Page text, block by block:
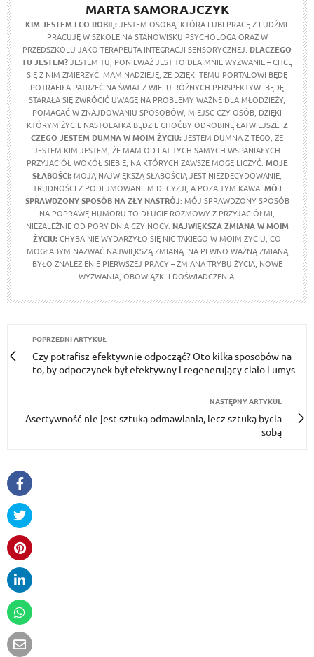
MARTA SAMORAJCZYK
KIM JESTEM I CO ROBIĘ:JESTEM OSOBĄ, KTÓRA LUBI PRACĘ Z LUDŹMI.
PRACUJĘ W SZKOLE NA STANOWISKU PSYCHOLOGA ORAZ W
PRZEDSZKOLU JAKO TERAPEUTA INTEGRACJI SENSORYCZNEJ. DLACZEGO
TU JESTEM?JESTEM TU, PONIEWAŻ JEST TO DLA MNIE WYZWANIE – CHCĘ
SIĘ Z NIM ZMIERZYĆ. MAM NADZIEJĘ, ŻE DZIĘKI TEMU PORTALOWI BĘDĘ
POTRAFIŁA PATRZEĆ NA ŚWIAT Z WIELU RÓŻNYCH PERSPEKTYW. BĘDĘ
STARAŁA SIĘ ZWRÓCIĆ UWAGĘ NA PROBLEMY WAŻNE DLA MŁODZIEŻY,
POMAGAĆ W ZNAJDOWANIU SPOSOBÓW, MIEJSC CZY OSÓB, DZIĘKI
KTÓRYM ŻYCIE NASTOLATKA BĘDZIE CHOĆBY ODROBINĘ ŁATWIEJSZE. Z
CZEGO JESTEM DUMNA W MOIM ŻYCIU:JESTEM DUMNA Z TEGO, ŻE
JESTEM KIM JESTEM, ŻE MAM OD LAT TYCH SAMYCH WSPANIAŁYCH
PRZYJACIÓŁ WOKÓŁ SIEBIE, NA KTÓRYCH ZAWSZE MOGĘ LICZYĆ. MOJE
SŁABOŚCI:MOJĄ NAJWIĘKSZĄ SŁABOŚCIĄ JEST NIEZDECYDOWANIE,
TRUDNOŚCI Z PODEJMOWANIEM DECYZJI, A POZA TYM KAWA. MÓJ
SPRAWDZONY SPOSÓB NA ZŁY NASTRÓJ: MÓJ SPRAWDZONY SPOSÓB
NA POPRAWĘ HUMORU TO DŁUGIE ROZMOWY Z PRZYJACIÓŁMI,
NIEZALEŻNIE OD PORY DNIA CZY NOCY. NAJWIĘKSZA ZMIANA W MOIM
ŻYCIU:CHYBA NIE WYDARZYŁO SIĘ NIC TAKIEGO W MOIM ŻYCIU, CO
MOGŁABYM NAZWAĆ NAJWIĘKSZĄ ZMIANĄ. NA PEWNO WAŻNĄ ZMIANĄ
BYŁO ZNALEZIENIE PIERWSZEJ PRACY – ZMIANA TRYBU ŻYCIA, NOWE
WYZWANIA, OBOWIĄZKI I DOŚWIADCZENIA.
POPRZEDNI ARTYKUŁ
Czy potrafisz efektywnie odpocząć? Oto kilka sposobów na
to, by odpoczynek był efektywny i regenerujący ciało i umys
NASTĘPNY ARTYKUŁ
Asertywność nie jest sztuką odmawiania, lecz sztuką bycia
sobą